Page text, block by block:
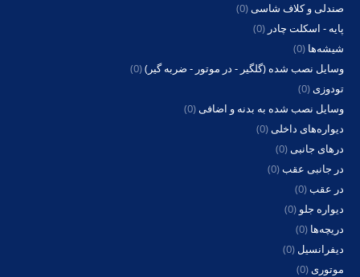
صندلی و کلاف شاسی(0)
پایه - اسکلت چادر (0)
شیشه‌ها (0)
وسایل نصب شده (گلگیر - در موتور - ضربه گیر)(0)
تودوزی(0)
وسایل نصب شده به بدنه و اضافی(0)
دیواره‌های داخلی(0)
درهای جانبی(0)
در جانبی عقب(0)
در عقب(0)
دیواره جلو (0)
دریچه‌ها (0)
دیفرانسیل (0)
موتوری(0)